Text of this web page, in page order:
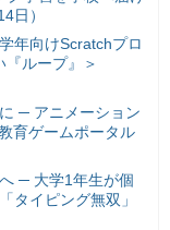
日）
年向けScratchプロ
ループ』＞
─ アニメーション
育ゲームポータル
─ 大学1年生が個
タイピング無双」